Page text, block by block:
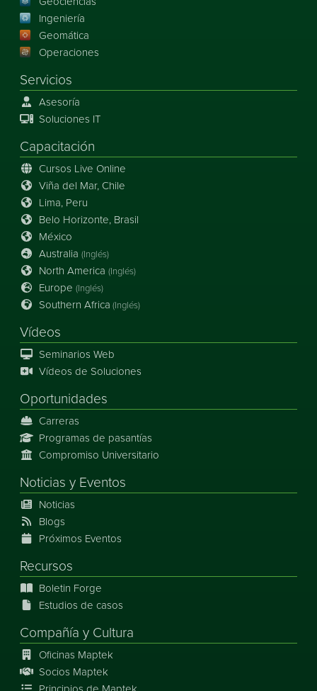
Ingeniería
Geomática
Operaciones
Servicios
Asesoría
Soluciones IT
Capacitación
Cursos Live Online
Viña del Mar, Chile
Lima, Peru
Belo Horizonte, Brasil
México
Australia (Inglés)
North America (Inglés)
Europe (Inglés)
Southern Africa (Inglés)
Vídeos
Seminarios Web
Vídeos de Soluciones
Oportunidades
Carreras
Programas de pasantías
Compromiso Universitario
Noticias y Eventos
Noticias
Blogs
Próximos Eventos
Recursos
Boletin Forge
Estudios de casos
Compañía y Cultura
Oficinas Maptek
Socios Maptek